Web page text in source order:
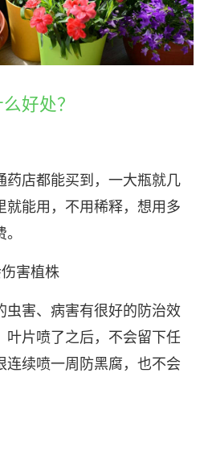
好处？
药店都能买到，一大瓶就几
就能用，不用稀释，想用多
害植株
虫害、病害有很好的防治效
叶片喷了之后，不会留下任
连续喷一周防黑腐，也不会